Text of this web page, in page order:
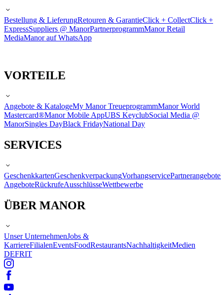
Bestellung & LieferungRetouren & GarantieClick + CollectClick +
ExpressSuppliers @ ManorPartnerprogrammManor Retail
MediaManor auf WhatsApp
VORTEILE
Angebote & KatalogeMy Manor TreueprogrammManor World
Mastercard®Manor Mobile AppUBS KeyclubSocial Media @
ManorSingles DayBlack FridayNational Day
SERVICES
GeschenkkartenGeschenkverpackungVorhangservicePartnerangebote
AngeboteRückrufeAusschlüsseWettbewerbe
ÜBER MANOR
Unser UnternehmenJobs &
KarriereFilialenEventsFoodRestaurantsNachhaltigkeitMedien
DEFRIT